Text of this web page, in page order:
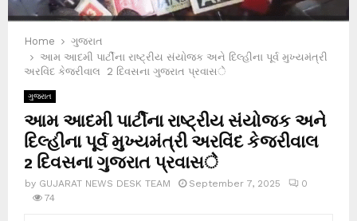
Home
ગુજરાત
આમ આદમી પાર્ટીના રાષ્ટ્રીય સંયોજક અને દિલ્હીના પૂર્વ મુખ્યમંત્રી
અરવિંદ કેજરીવાલ 2 દિવસના ગુજરાત પ્રવાસे
ગુજરાત
આમ આદમી પાર્ટીના રાષ્ટ્રીય સંયોજક અને
દિલ્હીના પૂર્વ મુખ્યમંત્રી અરવિંદ કેજરીવાલ
2 દિવસના ગુજરાત પ્રવાસे
by GUJARAT NEWS DESK TEAM September 7, 2025
0
74